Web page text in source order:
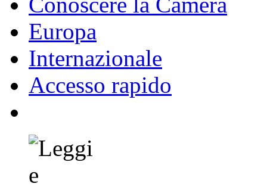
Organi Parlamentari
Lavori
Documenti
Comunicazione
Conoscere la Camera
Europa
Internazionale